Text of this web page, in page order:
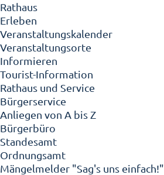
Rathaus
Erleben
Veranstaltungskalender
Veranstaltungsorte
Informieren
Tourist-Information
Rathaus und Service
Bürgerservice
Anliegen von A bis Z
Bürgerbüro
Standesamt
Ordnungsamt
Mängelmelder "Sag's uns einfach!"